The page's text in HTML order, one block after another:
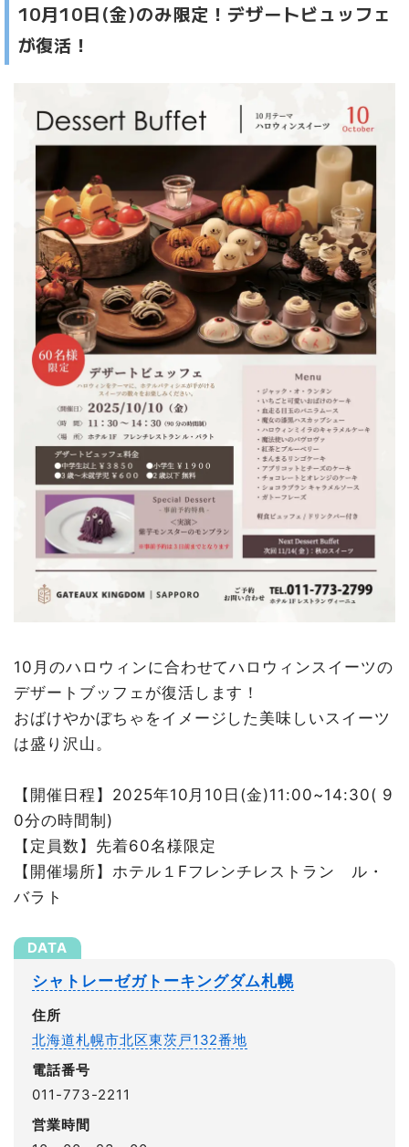
10月10日(金)のみ限定！デザートビュッフェ
が復活！
10月のハロウィンに合わせてハロウィンスイーツの
デザートブッフェが復活します！
おばけやかぼちゃをイメージした美味しいスイーツ
は盛り沢山。
【開催日程】2025年10月10日(金)11:00~14:30( 9
0分の時間制)
【定員数】先着60名様限定
【開催場所】ホテル１Fフレンチレストラン ル・
バラト
シャトレーゼガトーキングダム札幌
住所
北海道札幌市北区東茨戸132番地
電話番号
011-773-2211
営業時間